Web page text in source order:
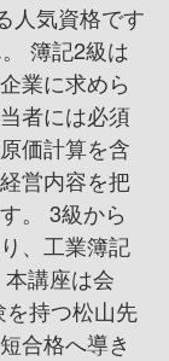
人気資格です
簿記2級は
業に求めら
者には必須
価計算を含
営内容を把
。 3級から
、工業簿記
講座は会
持つ松山先
合格へ導き